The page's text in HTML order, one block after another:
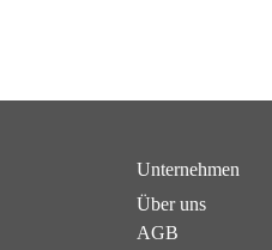
Unternehmen
Über uns
AGB